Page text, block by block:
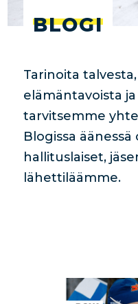
BLOGI
Tarinoita
elämäntavoista
tarvitsemme
Blogissa
hallituslaiset,
lähettiläämme.